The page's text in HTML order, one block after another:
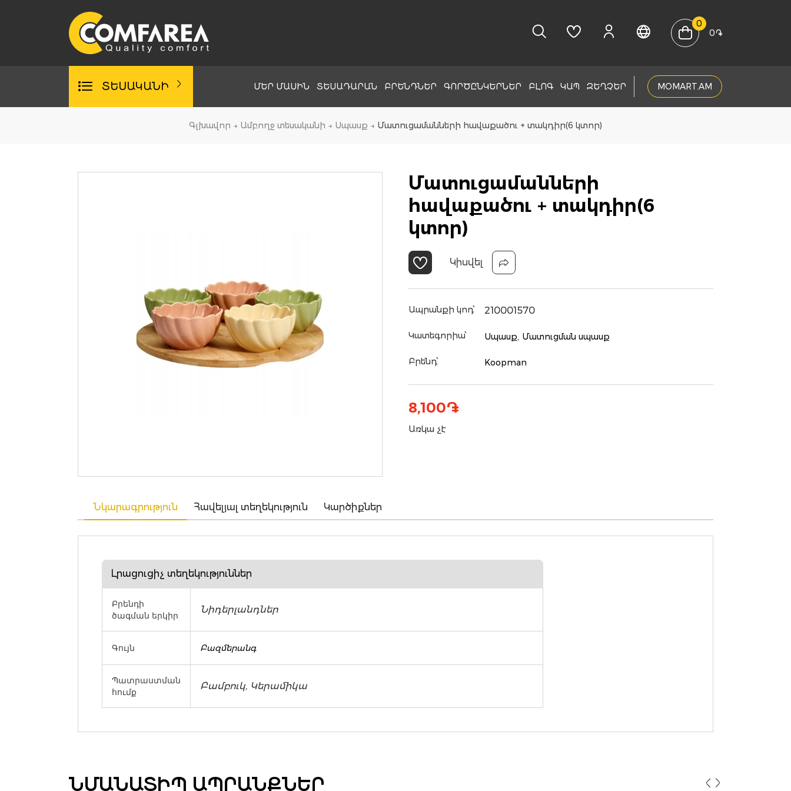
0
0֏
ՏԵՍԱԿԱՆԻ ՄԵՐ ՄԱՍԻՆ ՏԵՍԱԴԱՐԱՆ ԲՐԵՆԴՆԵՐ ԳՈՐԾԸՆԿԵՐՆԵՐ ԲԼՈԳ ԿԱՊ ԶԵՂՉԵՐ MOMART.AM
Գլխավոր → Ամբողջ տեսականի → Սպասք → Մատուցամանների հավաքածու + տակդիր(6 կտոր)
Մատուցամանների
հավաքածու + տակդիր(6
կտոր)
Կիսվել
Ապրանքի կոդ՝ 210001570
Կատեգորիա՝ Սպասք, Մատուցման սպասք
Բրենդ՝ Koopman
8,100֏
Առկա չէ
Նկարագրություն Հավելյալ տեղեկություն Կարծիքներ
Լրացուցիչ տեղեկություններ
Բրենդի
ծագման երկիր
Նիդերլանդներ
Գույն Բազմերանգ
Պատրաստման
հումք
Բամբուկ, Կերամիկա
ՆՄԱՆԱՏԻՊ ԱՊՐԱՆՔՆԵՐ